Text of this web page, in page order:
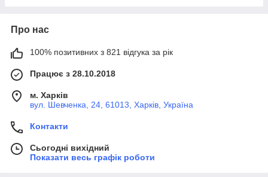
Про нас
100% позитивних з 821 відгука за рік
Працює з 28.10.2018
м. Харків
вул. Шевченка, 24, 61013, Харків, Україна
Контакти
Сьогодні вихідний
Показати весь графік роботи